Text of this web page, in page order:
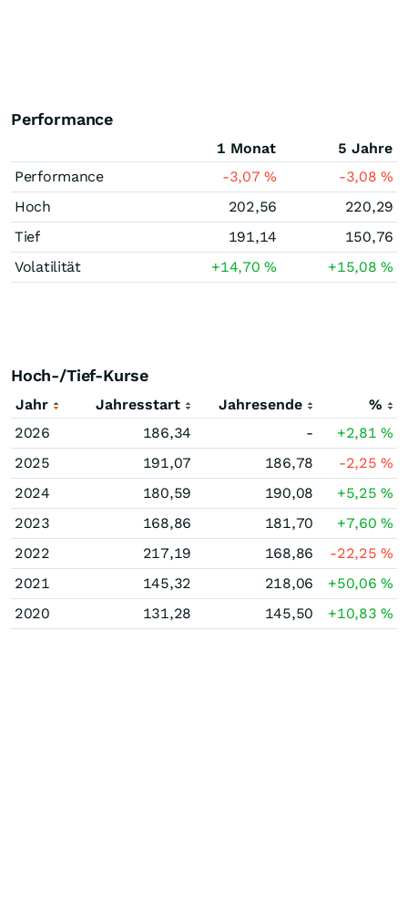
Performance
1 Monat
5 Jahre
Performance
-3,07% -3,08%
Hoch
202,56
220,29
Tief
191,14
150,76
Volatilität
+14,70% +15,08%
Hoch-/Tief-Kurse
Jahr Jahresstart Jahresende
%
2026
186,34 - +2,81%
2025
191,07 186,78 -2,25%
2024
180,59 190,08 +5,25%
2023
168,86 181,70 +7,60%
2022
217,19 168,86 -22,25%
2021
145,32 218,06 +50,06%
2020
131,28 145,50 +10,83%